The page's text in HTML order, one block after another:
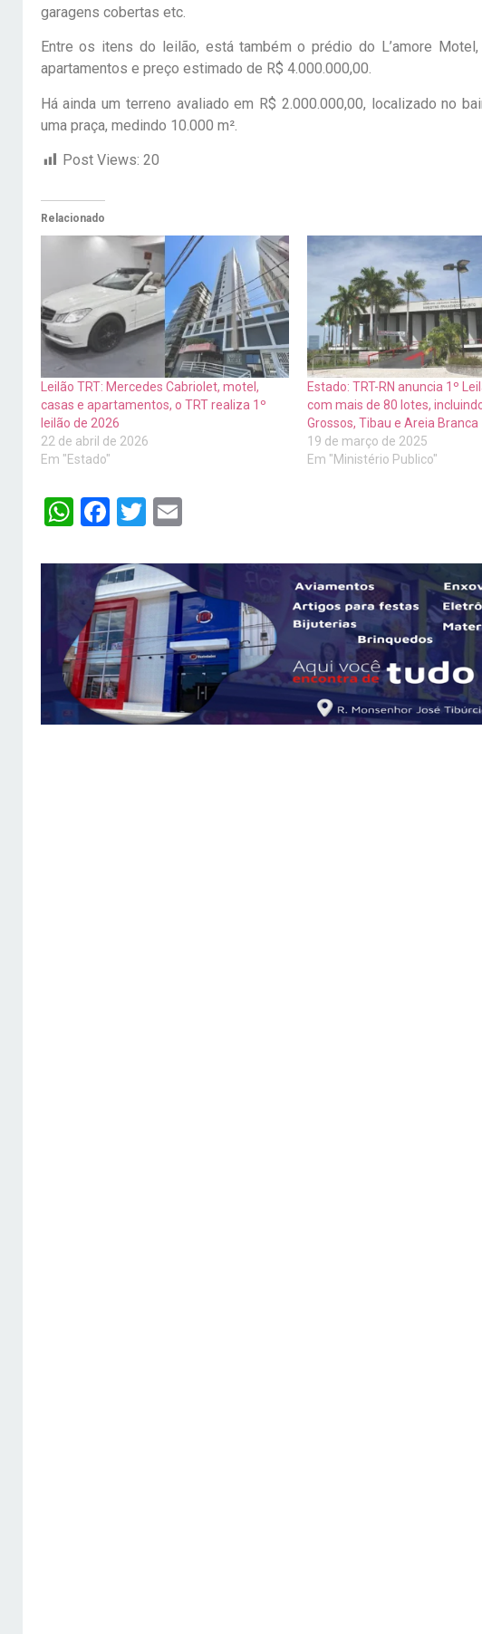
garagens cobertas etc.
Entre os itens do leilão, está também o prédio do L’amore
apartamentos e preço estimado de R$ 4.000.000,00.
Há ainda um terreno avaliado em R$ 2.000.000,00, localizado no
uma praça, medindo 10.000 m².
Post Views: 20
Relacionado
Leilão TRT: Mercedes Cabriolet, motel,
casas e apartamentos, o TRT realiza 1º
leilão de 2026
22 de abril de 2026
Em "Estado"
Estado: TRT-RN anuncia 1º
com mais de 80 lotes,
Grossos, Tibau e Areia Branca
19 de março de 2025
Em "Ministério Publico"
WhatsApp
Facebook
Twitter
Email